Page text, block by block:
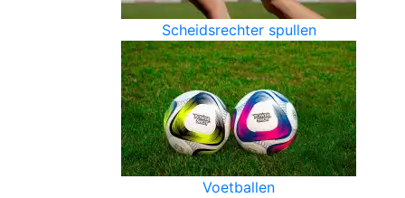
Scheidsrechter spullen
Voetballen